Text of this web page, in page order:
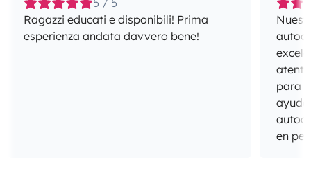
5 / 5
Ragazzi educati e disponibili! Prima
esperienza andata davvero bene!
para
en